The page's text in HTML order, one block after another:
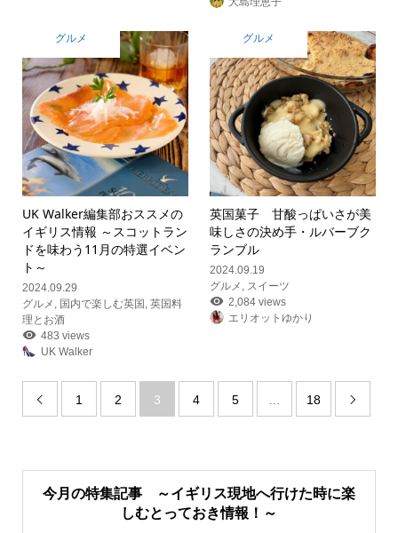
グルメ
UK Walker編集部おススメの
イギリス情報 ～スコットラン
ドを味わう11月の特選イベン
ト～
2024.09.29
グルメ , 国内で楽しむ英国 , 英国料
理とお酒
483 views
UK Walker
グルメ
英国菓子 甘酸っぱいさが美
味しさの決め手・ルバーブク
ランブル
2024.09.19
グルメ , スイーツ
2,084 views
エリオットゆかり
 1 2 3 4 5 … 18 
今月の特集記事 ～イギリス現地へ行けた時に楽
しむとっておき情報！～